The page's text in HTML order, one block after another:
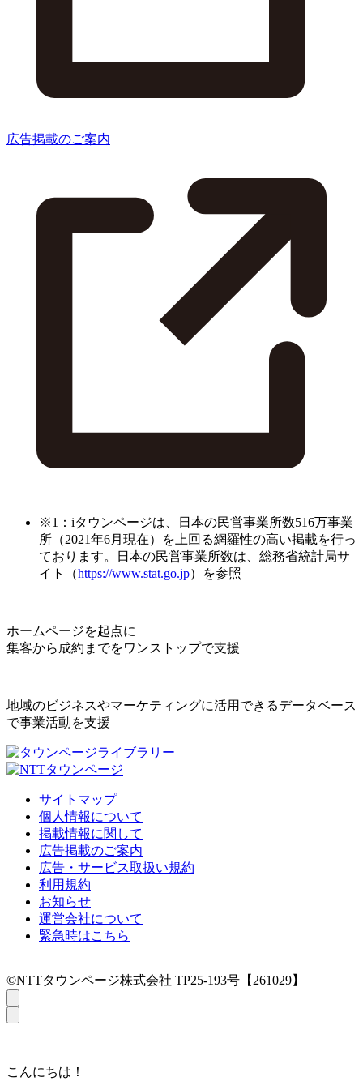
広告掲載のご案内
※1：iタウンページは、日本の民営事業所数516万事業
所（2021年6月現在）を上回る網羅性の高い掲載を行っ
ております。日本の民営事業所数は、総務省統計局サ
イト（https://www.stat.go.jp）を参照
ホームページを起点に
集客から成約までをワンストップで支援
地域のビジネスやマーケティングに活用できるデータベース
で事業活動を支援
サイトマップ
個人情報について
掲載情報に関して
広告掲載のご案内
広告・サービス取扱い規約
利用規約
お知らせ
運営会社について
緊急時はこちら
©NTTタウンページ株式会社 TP25-193号【261029】
こんにちは！